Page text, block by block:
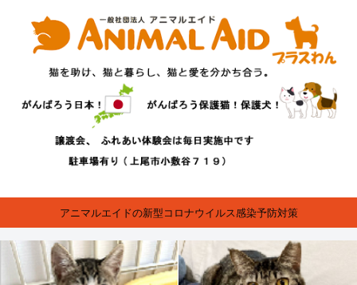
アニマルエイドの新型コロナウイルス感染予防対策